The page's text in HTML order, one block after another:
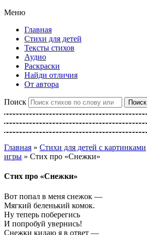
Меню
Главная
Стихи для детей
Тексты стихов
Аудио
Раскраски
Найди отличия
От автора
Поиск Поиск
Главная » Стихи для детей с картинками
игры » Стих про «Снежки»
Стих про «Снежки»
Вот попал в меня снежок —
Мягкий беленький комок.
Ну теперь поберегись
И попробуй увернись!
Снежки кидаю я в ответ —